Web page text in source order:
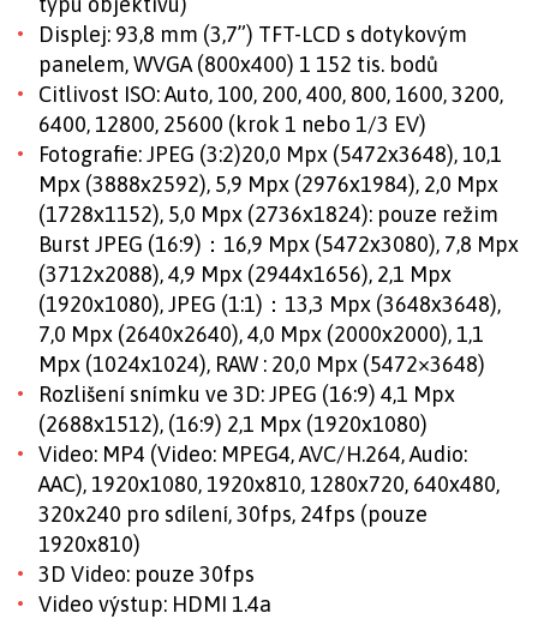
Displej: 93,8 mm (3,7”) TFT-LCD s dotykovým
panelem, WVGA (800x400) 1 152 tis. bodů
Citlivost ISO: Auto, 100, 200, 400, 800, 1600, 3200,
6400, 12800, 25600 (krok 1 nebo 1/3 EV)
Fotografie: JPEG (3:2)20,0 Mpx (5472x3648), 10,1
Mpx (3888x2592), 5,9 Mpx (2976x1984), 2,0 Mpx
(1728x1152), 5,0 Mpx (2736x1824): pouze režim
Burst JPEG (16:9)：16,9 Mpx (5472x3080), 7,8 Mpx
(3712x2088), 4,9 Mpx (2944x1656), 2,1 Mpx
(1920x1080), JPEG (1:1)：13,3 Mpx (3648x3648),
7,0 Mpx (2640x2640), 4,0 Mpx (2000x2000), 1,1
Mpx (1024x1024), RAW : 20,0 Mpx (5472×3648)
Rozlišení snímku ve 3D: JPEG (16:9) 4,1 Mpx
(2688x1512), (16:9) 2,1 Mpx (1920x1080)
Video: MP4 (Video: MPEG4, AVC/H.264, Audio:
AAC), 1920x1080, 1920x810, 1280x720, 640x480,
320x240 pro sdílení, 30fps, 24fps (pouze
1920x810)
3D Video: pouze 30fps
Video výstup: HDMI 1.4a